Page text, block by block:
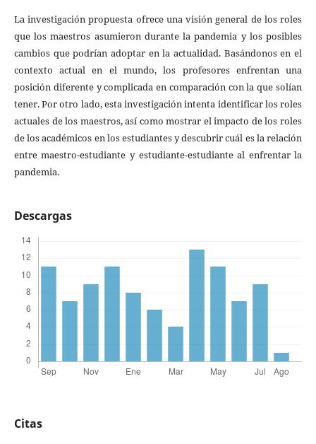
La investigación propuesta ofrece una visión general de los roles
que los maestros asumieron durante la pandemia y los posibles
cambios que podrían adoptar en la actualidad. Basándonos en el
contexto actual en el mundo, los profesores enfrentan una
posición diferente y complicada en comparación con la que solían
tener. Por otro lado, esta investigación intenta identificar los roles
actuales de los maestros, así como mostrar el impacto de los roles
de los académicos en los estudiantes y descubrir cuál es la relación
entre maestro-estudiante y estudiante-estudiante al enfrentar la
pandemia.
Descargas
Citas